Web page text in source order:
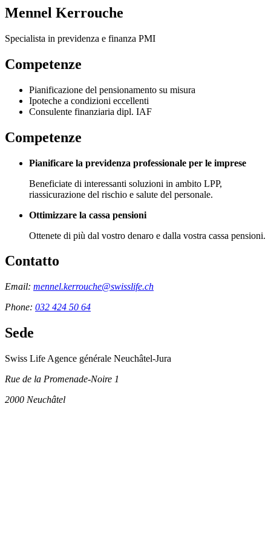
Mennel Kerrouche
Specialista in previdenza e finanza PMI
Competenze
Pianificazione del pensionamento su misura
Ipoteche a condizioni eccellenti
Consulente finanziaria dipl. IAF
Competenze
Pianificare la previdenza professionale per le imprese
Beneficiate di interessanti soluzioni in ambito LPP,
riassicurazione del rischio e salute del personale.
Ottimizzare la cassa pensioni
Ottenete di più dal vostro denaro e dalla vostra cassa pensioni.
Contatto
Email: mennel.kerrouche@swisslife.ch
Phone: 032 424 50 64
Sede
Swiss Life Agence générale Neuchâtel-Jura
Rue de la Promenade-Noire 1
2000 Neuchâtel